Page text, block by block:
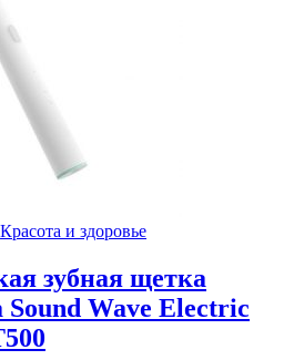
Красота и здоровье
зубная щетка
Wave Electric